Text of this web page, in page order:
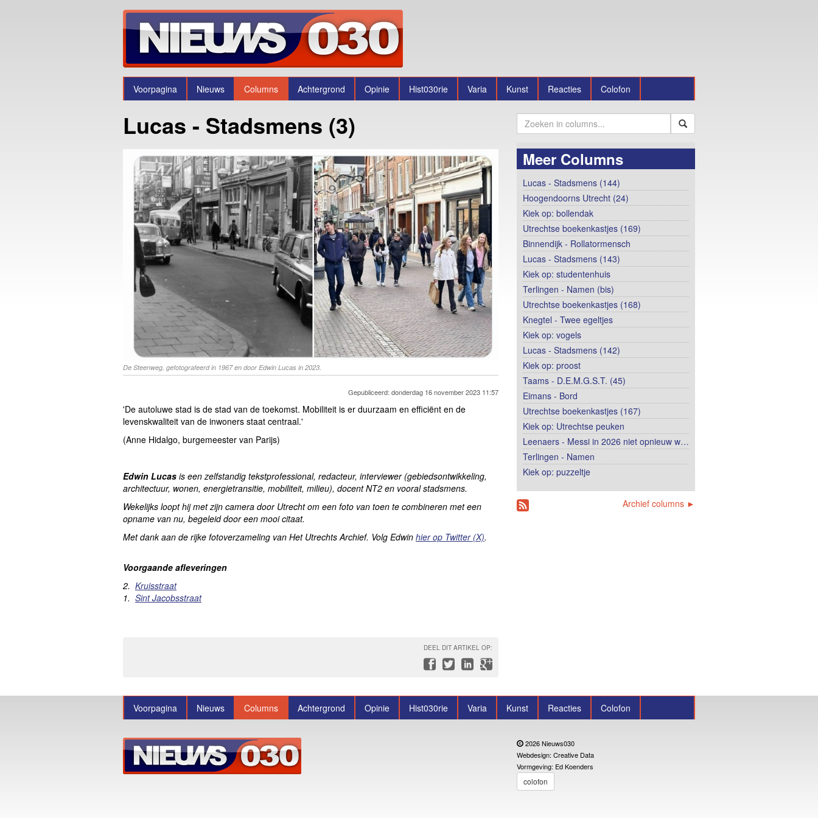
Voorpagina Nieuws Columns Achtergrond Opinie Hist030rie Varia Kunst Reacties Colofon
Lucas - Stadsmens (3)
De Steenweg, gefotografeerd in 1967 en door Edwin Lucas in 2023.
Gepubliceerd: donderdag 16 november 2023 11:57
'De autoluwe stad is de stad van de toekomst. Mobiliteit is er duurzaam en efficiënt en de
levenskwaliteit van de inwoners staat centraal.'
(Anne Hidalgo, burgemeester van Parijs)
Edwin Lucas is een zelfstandig tekstprofessional, redacteur, interviewer (gebiedsontwikkeling,
architectuur, wonen, energietransitie, mobiliteit, milieu), docent NT2 en vooral stadsmens.
Wekelijks loopt hij met zijn camera door Utrecht om een foto van toen te combineren met een
opname van nu, begeleid door een mooi citaat.
Met dank aan de rijke fotoverzameling van Het Utrechts Archief. Volg Edwin hier op Twitter (X).
Voorgaande afleveringen
2. Kruisstraat
1. Sint Jacobsstraat
DEEL DIT ARTIKEL OP:
Meer Columns
Lucas - Stadsmens (144)
Hoogendoorns Utrecht (24)
Kiek op: bollendak
Utrechtse boekenkastjes (169)
Binnendijk - Rollatormensch
Lucas - Stadsmens (143)
Kiek op: studentenhuis
Terlingen - Namen (bis)
Utrechtse boekenkastjes (168)
Knegtel - Twee egeltjes
Kiek op: vogels
Lucas - Stadsmens (142)
Kiek op: proost
Taams - D.E.M.G.S.T. (45)
Eimans - Bord
Utrechtse boekenkastjes (167)
Kiek op: Utrechtse peuken
Leenaers - Messi in 2026 niet opnieuw w…
Terlingen - Namen
Kiek op: puzzeltje
Archief columns ►
Voorpagina Nieuws Columns Achtergrond Opinie Hist030rie Varia Kunst Reacties Colofon
2026 Nieuws030
Webdesign: Creative Data
Vormgeving: Ed Koenders
colofon